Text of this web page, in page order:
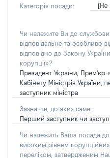
Категорія посади: [Не
Чи належите Ви до
відповідальне та особливо
відповідно до Закону
корупції»?
Президент України, Прем’єр-
Кабінету Міністрів
заступник міністра
Зазначте, до яких саме:
Перший заступник чи
Чи належить Ваша посада
високим рівнем корупційних
переліком, затвердженим